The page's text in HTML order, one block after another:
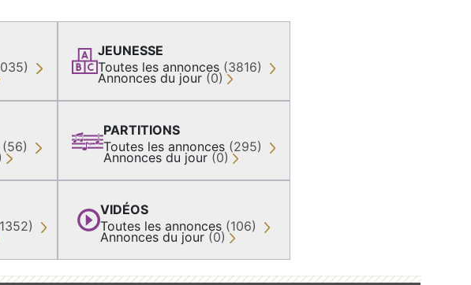
(56)
JEUNESSE
Toutes les annonces (3816)
Annonces du jour (0)
PARTITIONS
Toutes les annonces (295)
Annonces du jour (0)
VIDÉOS
Toutes les annonces (106)
Annonces du jour (0)